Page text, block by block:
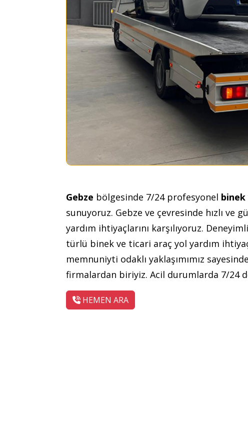
Gebze bölgesinde 7/24 profesyonel binek
sunuyoruz. Gebze ve çevresinde hızlı ve
yardım ihtiyaçlarını karşılıyoruz.
türlü binek ve ticari araç yol yardım
memnuniyti odaklı yaklaşımımız
firmalardan biriyiz. Acil durumlarda 7/24
HEMEN ARA